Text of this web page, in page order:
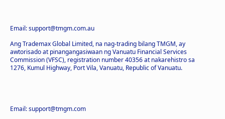
Email: support@tmgm.com.au
Ang Trademax Global Limited, na nag-trading bilang TMGM, ay
awtorisado at pinangangasiwaan ng Vanuatu Financial Services
Commission (VFSC), registration number 40356 at nakarehistro sa
1276, Kumul Highway, Port Vila, Vanuatu, Republic of Vanuatu.
Email: support@tmgm.com